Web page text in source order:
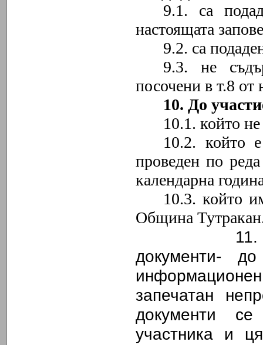
9.1. са
настоящата
9.2. са
9.3. не
посочени в т.8 от
10. До
10.1. който
10.2. който
проведен по
календарна
10.3. който
Община
11. Краен
документи- до
запечатан
документи
участника и